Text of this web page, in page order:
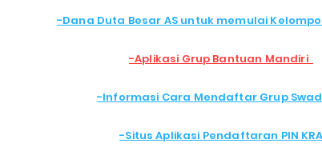
-Dana Duta Besar AS untuk memulai
-Aplikasi Grup Bantuan Mandiri
-Informasi Cara Mendaftar Grup
-Situs Aplikasi Pendaftaran PIN KRA